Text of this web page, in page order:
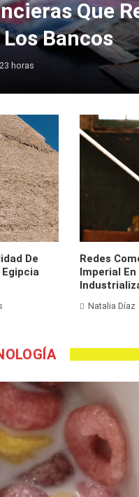
Que
Bancos
horas
De
Redes
Imperial
Natalia Díaz